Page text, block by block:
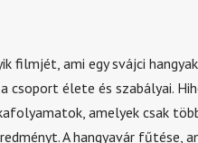
filmjét, ami egy svájci
csoport élete és szabályai.
amelyek csak
A hangyavár fűtése,